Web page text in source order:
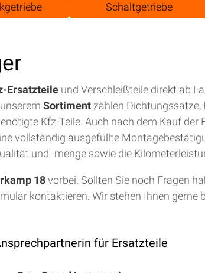
Schaltgetriebe
Ersatzteile und Verschleißteile direkt ab
Sortiment zählen Dichtungssätze,
Kfz-Teile. Auch nach dem Kauf der
vollständig ausgefüllte
und -menge sowie die
18vorbei. Sollten Sie noch Fragen
kontaktieren. Wir stehen Ihnen gerne
für Ersatzteile